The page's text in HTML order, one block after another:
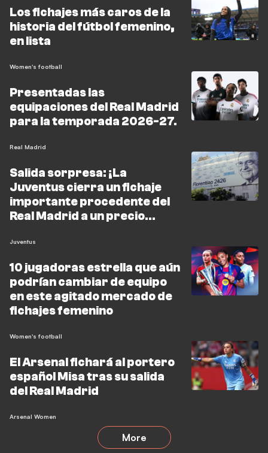
Los fichajes más caros de la
historia del fútbol femenino,
en lista
Women's football
Presentadas las
equipaciones del Real Madrid
para la temporada 2026-27.
Real Madrid
Salida sorpresa: ¡La
Juventus cierra un fichaje
importante procedente del
Real Madrid a un precio
Juventus
10 jugadoras estrella que aún
podrían cambiar de equipo
en este agitado mercado de
fichajes femenino
Women's football
El Arsenal fichará al portero
español Misa tras su salida
del Real Madrid
Arsenal Women
More